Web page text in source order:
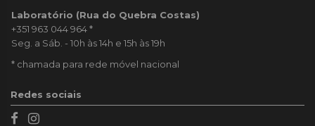
Laboratório (Rua do Quebra Costas)
+351 963 044 964*
Seg. a Sáb. - 10h às 14h e 15h às 19h
* chamada para rede móvel nacional
Redes sociais